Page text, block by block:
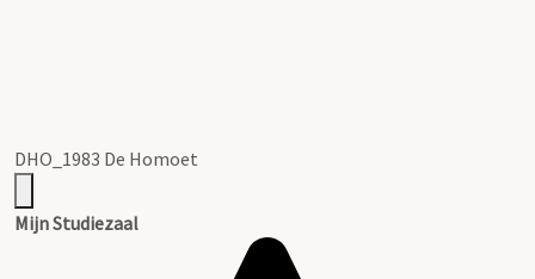
DHO_1983 De Homoet
Mijn Studiezaal